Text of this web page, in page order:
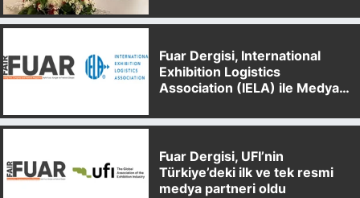
Fuar Dergisi, International
Exhibition Logistics
Association (IELA) ile Medya
Fuar Dergisi, UFI’nin
Türkiye’deki ilk ve tek resmi
medya partneri oldu